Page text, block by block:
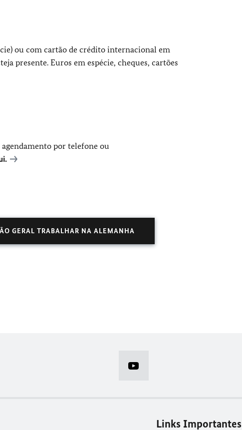
ou com cartão de crédito internacional em
presente. Euros em espécie, cheques, cartões
por telefone ou
GERAL TRABALHAR NA ALEMANHA
Links Importantes